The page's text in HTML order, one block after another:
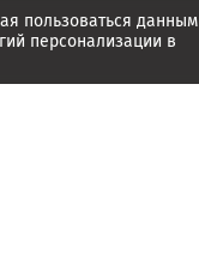
пользоваться данным
персонализации в